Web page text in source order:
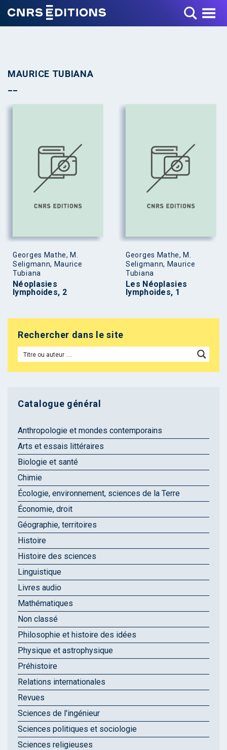
Toggle Menu
MAURICE TUBIANA
Georges Mathe, M.
Seligmann, Maurice
Tubiana
Néoplasies
lymphoides, 2
Georges Mathe, M.
Seligmann, Maurice
Tubiana
Les Néoplasies
lymphoides, 1
Rechercher dans le site
Catalogue général
Anthropologie et mondes contemporains
Arts et essais littéraires
Biologie et santé
Chimie
Écologie, environnement, sciences de la Terre
Économie, droit
Géographie, territoires
Histoire
Histoire des sciences
Linguistique
Livres audio
Mathématiques
Non classé
Philosophie et histoire des idées
Physique et astrophysique
Préhistoire
Relations internationales
Revues
Sciences de l'ingénieur
Sciences politiques et sociologie
Sciences religieuses